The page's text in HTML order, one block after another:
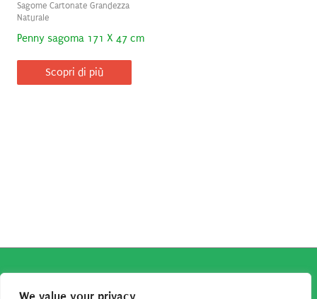
We value your privacy
Sagome Cartonate Grandezza
Naturale
Penny sagoma 171 X 47 cm
Scopri di più